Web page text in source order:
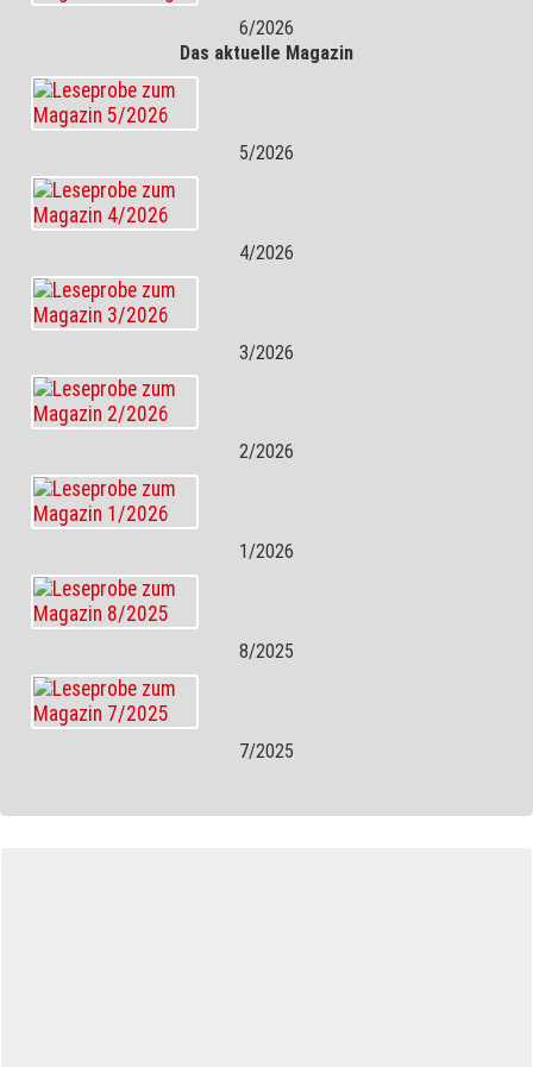
6/2026
Das aktuelle Magazin
5/2026
4/2026
3/2026
2/2026
1/2026
8/2025
7/2025